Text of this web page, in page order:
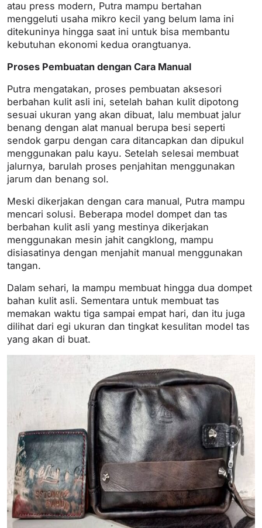
atau press modern, Putra mampu bertahan
menggeluti usaha mikro kecil yang belum lama ini
ditekuninya hingga saat ini untuk bisa membantu
kebutuhan ekonomi kedua orangtuanya.
Proses Pembuatan dengan Cara Manual
Putra mengatakan, proses pembuatan aksesori
berbahan kulit asli ini, setelah bahan kulit dipotong
sesuai ukuran yang akan dibuat, lalu membuat jalur
benang dengan alat manual berupa besi seperti
sendok garpu dengan cara ditancapkan dan dipukul
menggunakan palu kayu. Setelah selesai membuat
jalurnya, barulah proses penjahitan menggunakan
jarum dan benang sol.
Meski dikerjakan dengan cara manual, Putra mampu
mencari solusi. Beberapa model dompet dan tas
berbahan kulit asli yang mestinya dikerjakan
menggunakan mesin jahit cangklong, mampu
disiasatinya dengan menjahit manual menggunakan
tangan.
Dalam sehari, Ia mampu membuat hingga dua dompet
bahan kulit asli. Sementara untuk membuat tas
memakan waktu tiga sampai empat hari, dan itu juga
dilihat dari egi ukuran dan tingkat kesulitan model tas
yang akan di buat.